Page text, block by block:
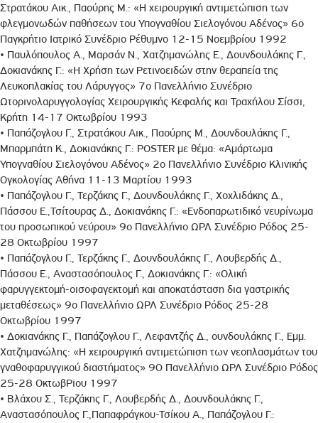
Στρατάκου Αικ., Παούρης Μ.: «Η χειρουργική αντιμετώπιση των
φλεγμονωδών παθήσεων του Υπογναθίου Σιελογόνου Αδένος» 6ο
Παγκρήτιο Ιατρικό Συνέδριο Ρέθυμνο 12-15 Νοεμβρίου 1992
• Παυλόπουλος Α., Μαρσάν N., Xατζημανώλης Ε., Δουνδουλάκης Γ.,
Δοκιανάκης Γ.: «Η Χρήση των Ρετινοειδών στην θεραπεία της
Λευκοπλακίας του Λάρυγγος» 7ο Πανελλήνιο Συνέδριο
Ωτορινολαρυγγολογίας Χειρουργικής Κεφαλής και Τραχήλου Σίσσι,
Κρήτη 14-17 Οκτωβρίου 1993
• Παπάζογλου Γ., Στρατάκου Αικ., Παούρης Μ., Δουνδουλάκης Γ.,
Μπαρμπάτη Κ., Δοκιανάκης Γ.: POSTER με θέμα: «Αμάρτωμα
Υπογναθίου Σιελογόνου Αδένος» 2ο Πανελλήνιο Συνέδριο Κλινικής
Ογκολογίας Αθήνα 11-13 Μαρτίου 1993
• Παπάζογλου Γ., Τερζάκης Γ., Δουνδουλάκης Γ., Χοχλιδάκης Δ.,
Πάσσου Ε.,Τσίτουρας Δ., Δοκιανάκης Γ.: «Ενδοπαρωτιδικό νευρίνωμα
του προσωπικού νεύρου» 9ο Πανελλήνιο ΩΡΛ Συνέδριο Ρόδος 25-
28 Οκτωβρίου 1997
• Παπάζογλου Γ., Τερζάκης Γ., Δουνδουλάκης Γ., Λουβερδής Δ.,
Πάσσου Ε., Αναστασόπουλος Γ., Δοκιανάκης Γ.: «Ολική
φαρυγγεκτομή-οισοφαγεκτομή και αποκατάσταση δια γαστρικής
μεταθέσεως» 9ο Πανελλήνιο ΩΡΛ Συνέδριο Ρόδος 25-28
Οκτωβρίου 1997
• Δοκιανάκης Γ., Παπάζογλου Γ., Λεφαντζής Δ., ουνδουλάκης Γ., Εμμ.
Χατζημανώλης: «Η χειρουργική αντιμετώπιση των νεοπλασμάτων του
γναθοφαρυγγικού διαστήματος» 90 Πανελλήνιο ΩΡΛ Συνέδριο Ρόδος
25-28 ΟκτωβΡiου 1997
• Βλάχου Σ., Τερζάκης Γ., Λουβερδής Δ., Δουνδουλάκης Γ.,
Αναστασόπουλος Γ.,Παπαφράγκου-Τσίκου Α., Παπάζογλου Γ.: